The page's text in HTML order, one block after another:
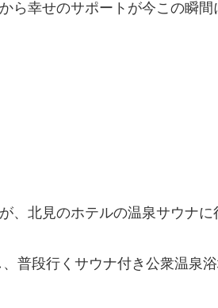
ら幸せのサポートが今この瞬間
、北見のホテルの温泉サウナに
普段行くサウナ付き公衆温泉